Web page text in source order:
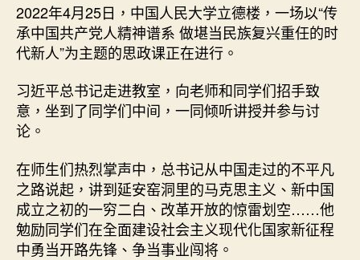
2022年4月25日，中国人民大学立德楼，一场以“传
承中国共产党人精神谱系 做堪当民族复兴重任的时
代新人”为主题的思政课正在进行。
习近平总书记走进教室，向老师和同学们招手致
意，坐到了同学们中间，一同倾听讲授并参与讨
论。
在师生们热烈掌声中，总书记从中国走过的不平凡
之路说起，讲到延安窑洞里的马克思主义、新中国
成立之初的一穷二白、改革开放的惊雷划空……他
勉励同学们在全面建设社会主义现代化国家新征程
中勇当开路先锋、争当事业闯将。